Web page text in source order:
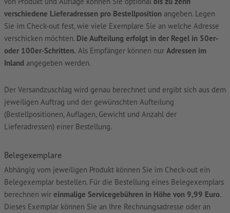
verschiedene Lieferadressen pro Bestellposition angeben. Legen
Sie im Check-out fest, wie viele Exemplare Sie an welche Adresse
verschicken möchten. Die Aufteilung erfolgt in der Regel in 50er-
oder 100er-Schritten. Als Empfänger können nur Adressen im
Inland angegeben werden.
Der Versandzuschlag wird genau berechnet und ergibt sich aus dem
jeweiligen Auftrag und der gewünschten Aufteilung
(Bestellpositionen, Auflagen, Gewicht und Anzahl der
Lieferadressen) einer Bestellung.
Belegexemplare
Abhängig vom jeweiligen Produkt können Sie im Check-out ein
Belegexemplar bestellen. Für die Bestellung eines Belegexemplars
berechnen wir einmalige Servicegebühren in Höhe von 9,99 Euro.
Dieses Exemplar können Sie an Ihre Rechnungsadresse oder an